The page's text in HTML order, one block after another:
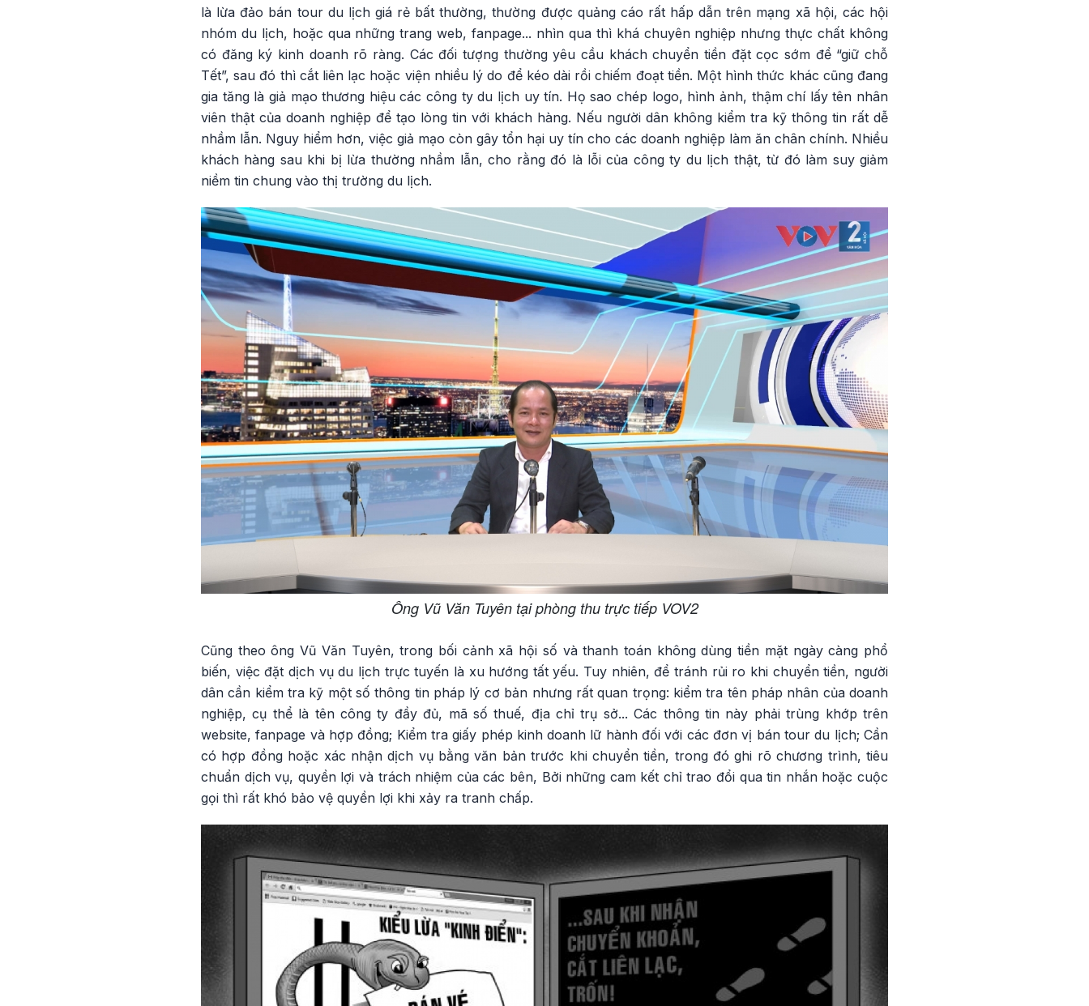
là lừa đảo bán tour du lịch giá rẻ bất thường, thường được quảng cáo rất hấp dẫn trên mạng xã hội, các hội
nhóm du lịch, hoặc qua những trang web, fanpage... nhìn qua thì khá chuyên nghiệp nhưng thực chất không
có đăng ký kinh doanh rõ ràng. Các đối tượng thường yêu cầu khách chuyển tiền đặt cọc sớm để “giữ chỗ
Tết”, sau đó thì cắt liên lạc hoặc viện nhiều lý do để kéo dài rồi chiếm đoạt tiền. Một hình thức khác cũng đang
gia tăng là giả mạo thương hiệu các công ty du lịch uy tín. Họ sao chép logo, hình ảnh, thậm chí lấy tên nhân
viên thật của doanh nghiệp để tạo lòng tin với khách hàng. Nếu người dân không kiểm tra kỹ thông tin rất dễ
nhầm lẫn. Nguy hiểm hơn, việc giả mạo còn gây tổn hại uy tín cho các doanh nghiệp làm ăn chân chính. Nhiều
khách hàng sau khi bị lừa thường nhầm lẫn, cho rằng đó là lỗi của công ty du lịch thật, từ đó làm suy giảm
niềm tin chung vào thị trường du lịch.
Ông Vũ Văn Tuyên tại phòng thu trực tiếp VOV2
Cũng theo ông Vũ Văn Tuyên, trong bối cảnh xã hội số và thanh toán không dùng tiền mặt ngày càng phổ
biến, việc đặt dịch vụ du lịch trực tuyến là xu hướng tất yếu. Tuy nhiên, để tránh rủi ro khi chuyển tiền, người
dân cần kiểm tra kỹ một số thông tin pháp lý cơ bản nhưng rất quan trọng: kiểm tra tên pháp nhân của doanh
nghiệp, cụ thể là tên công ty đầy đủ, mã số thuế, địa chỉ trụ sở... Các thông tin này phải trùng khớp trên
website, fanpage và hợp đồng; Kiểm tra giấy phép kinh doanh lữ hành đối với các đơn vị bán tour du lịch; Cần
có hợp đồng hoặc xác nhận dịch vụ bằng văn bản trước khi chuyển tiền, trong đó ghi rõ chương trình, tiêu
chuẩn dịch vụ, quyền lợi và trách nhiệm của các bên, Bởi những cam kết chỉ trao đổi qua tin nhắn hoặc cuộc
gọi thì rất khó bảo vệ quyền lợi khi xảy ra tranh chấp.